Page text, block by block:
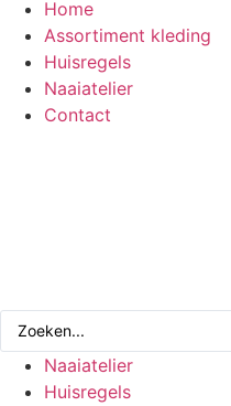
Home
Assortiment kleding
Huisregels
Naaiatelier
Contact
Search
Naaiatelier
Huisregels